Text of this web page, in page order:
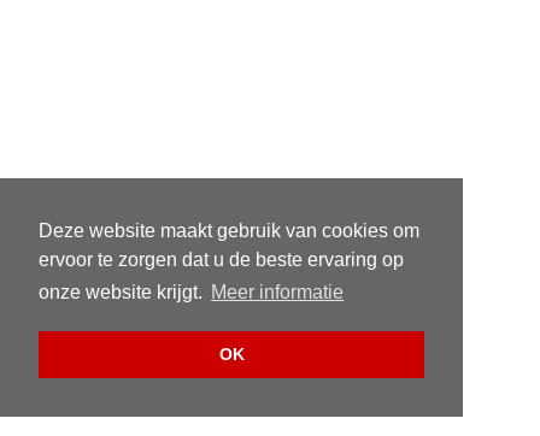
Deze website maakt gebruik van cookies om
ervoor te zorgen dat u de beste ervaring op
onze website krijgt. Meer informatie
OK